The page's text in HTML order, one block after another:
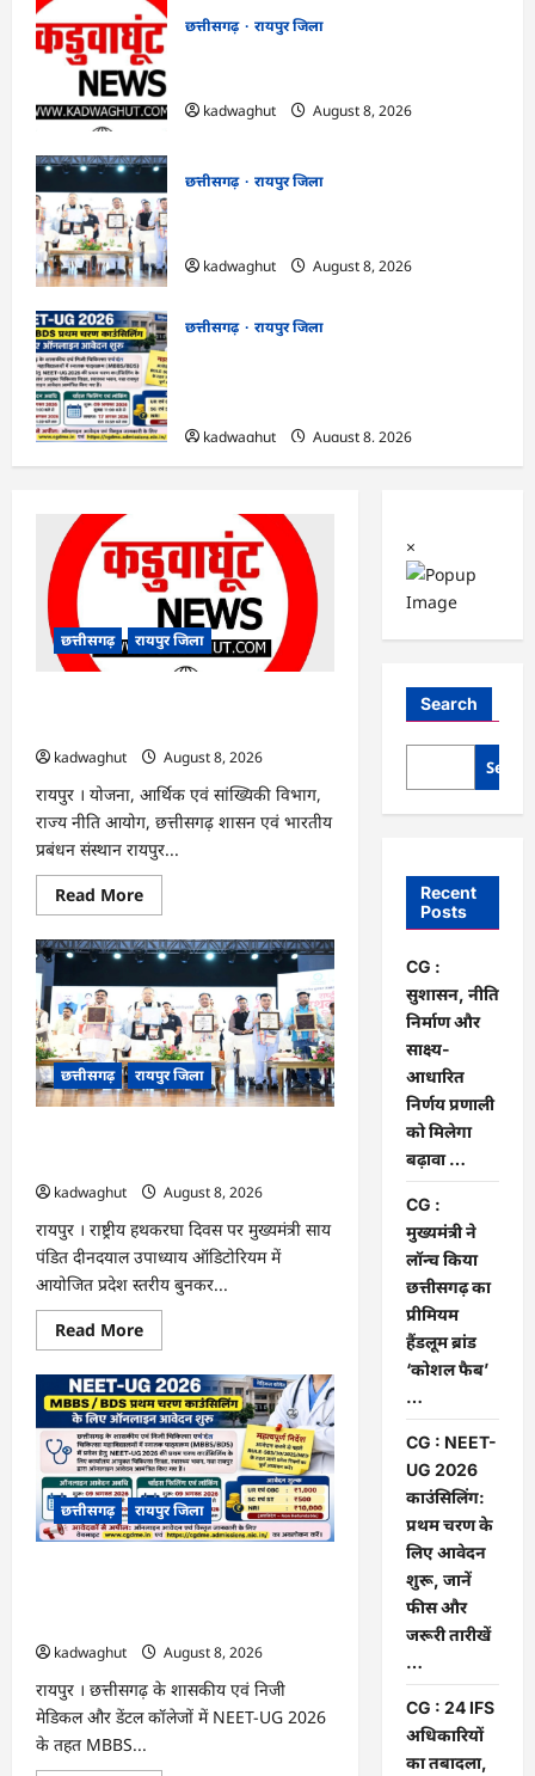
छत्तीसगढ़
रायपुर जिला
kadwaghut
August 8, 2026
छत्तीसगढ़
रायपुर जिला
kadwaghut
August 8, 2026
छत्तीसगढ़
रायपुर जिला
kadwaghut
August 8, 2026
छत्तीसगढ़ रायपुर जिला
kadwaghut
August 8, 2026
रायपुर । योजना, आर्थिक एवं सांख्यिकी विभाग,
राज्य नीति आयोग, छत्तीसगढ़ शासन एवं भारतीय
प्रबंधन संस्थान रायपुर...
Read MoreRead
more
CG
:
नीति
निर्माण
और
साक्ष्य-
आधारित
निर्णय
प्रणाली
को
छत्तीसगढ़ रायपुर जिला
kadwaghut
August 8, 2026
रायपुर । राष्ट्रीय हथकरघा दिवस पर मुख्यमंत्री साय
पंडित दीनदयाल उपाध्याय ऑडिटोरियम में
आयोजित प्रदेश स्तरीय बुनकर...
Read MoreRead
more
CG
:
मुख्यमंत्री
ने
लॉन्च
किया
छत्तीसगढ़
का
प्रीमियम
हैंडलूम
ब्रांड
छत्तीसगढ़ रायपुर जिला
kadwaghut
August 8, 2026
रायपुर । छत्तीसगढ़ के शासकीय एवं निजी
मेडिकल और डेंटल कॉलेजों में NEET-UG 2026
के तहत MBBS...
×
Search
Recent
Posts
CG :
सुशासन, नीति
निर्माण और
साक्ष्य-
आधारित
निर्णय प्रणाली
को मिलेगा
बढ़ावा …
CG :
मुख्यमंत्री ने
लॉन्च किया
छत्तीसगढ़ का
प्रीमियम
हैंडलूम ब्रांड
‘कोशल फैब’
…
CG : NEET-
UG 2026
काउंसिलिंग:
प्रथम चरण के
लिए आवेदन
शुरू, जानें
फीस और
जरूरी तारीखें
…
CG : 24 IFS
अधिकारियों
का तबादला,